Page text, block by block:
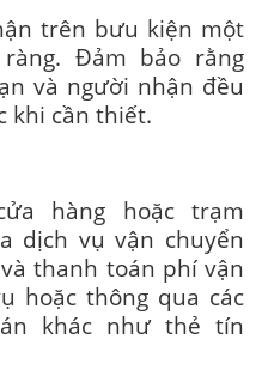
trên bưu kiện một
Đảm bảo rằng
và người nhận đều
khi cần thiết.
hàng hoặc trạm
dịch vụ vận chuyển
thanh toán phí vận
hoặc thông qua các
khác như thẻ tín